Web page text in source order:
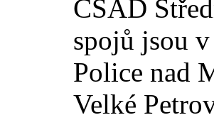
ČSAD
spojů jsou
Police nad
Velké